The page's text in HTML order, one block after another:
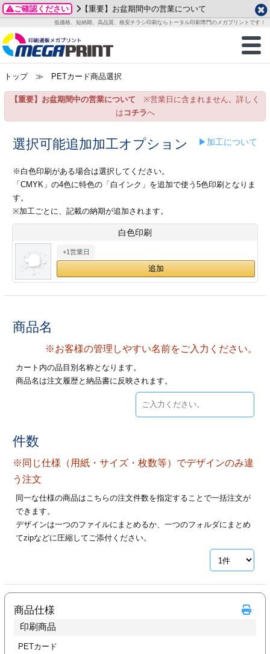
ご確認ください 【重要】お盆期間中の営業について
低価格、短納期、高品質、格安チラシ印刷ならトータル印刷専門のメガプリントです！
商品一覧
グッズ
ステッカー
ックカード印刷
業ツール印刷
ィ・販促グッズ
＆盛り上げ印刷
イズ
ご利用ガイド
お客様へ
いて
方法
/送料について
刷
カード印刷
ックカード名刺
ムカード
印刷
型マル型印刷
ー印刷
ード印刷
印刷
フォルダー
ファイル印刷
ァイル印刷
印刷
印刷
リーブ印刷
データ作成ガイド
成前に
ガイド
加工指示ガイド
テンプレート
ード印刷
名刺印刷
ックカード
ード印刷
刷
印刷
印刷
形マル型
刷
印刷
ムカード印刷
刷
カード印刷
ファイル印刷
ァイル印刷
一覧
わせ
り
プル請求
2026年 8月
月
火 水 木 金
土
3
4 5 6 7
8
15
24
25 26 27
29
2026年 9月
月
1
2 3 4
5
12
14
15 17
22 23 24 25
26
28
29 30
トップ≫ PETカード商品選択
【重要】お盆期間中の営業について ※営業日に含まれません。詳しく
は コチラへ
選択可能追加加工オプション ▶加工について
※白色印刷がある場合は選択してください。
「CMYK」の4色に特色の「白インク」を追加で使う5色印刷となりま
す。
※加工ごとに、記載の納期が追加されます。
白色印刷
+1営業日
商品名
※お客様の管理しやすい名前をご入力ください。
カート内の品目別名称となります。
商品名は注文履歴と納品書に反映されます。
件数
※同じ仕様（用紙・サイズ・枚数等）でデザインのみ違
う注文
同一な仕様の商品はこちらの注文件数を指定することで一括注文が
できます。
デザインは一つのファイルにまとめるか、一つのフォルダにまとめ
てzipなどに圧縮してご添付ください。
商品仕様
印刷商品
PETカード